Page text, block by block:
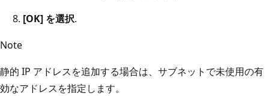
[OK] を選択.
Note
静的 IP アドレスを追加する場合は、サブネットで未使用の有
効なアドレスを指定します。